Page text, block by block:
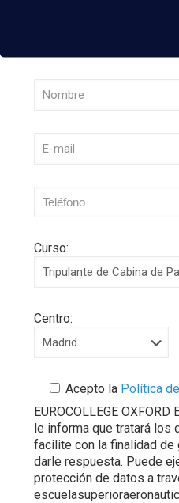
Curso:
Centro:
Acepto la Política
EUROCOLLEGE OXFORD
le informa que tratará los
facilite con la finalidad
darle respuesta. Puede
protección de datos a